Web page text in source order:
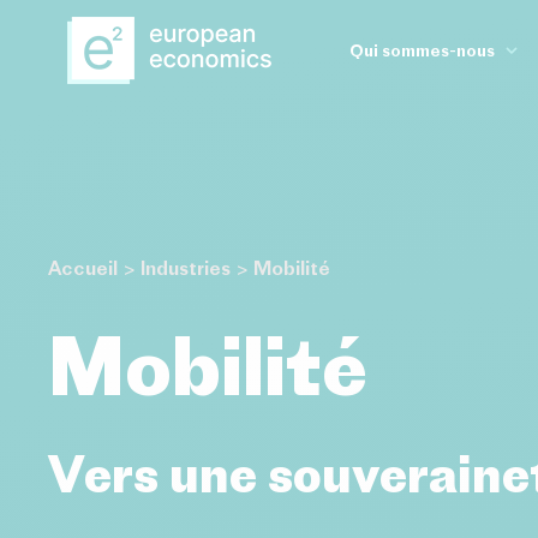
Aller au contenu principal
Qui sommes-nous
Accueil > Industries > Mobilité
Mobilité
Vers une